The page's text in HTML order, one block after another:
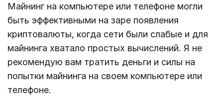
Майнинг на компьютере или телефоне могли
быть эффективными на заре появления
криптовалюты, когда сети были слабые и для
майнинга хватало простых вычислений. Я не
рекомендую вам тратить деньги и силы на
попытки майнинга на своем компьютере или
телефоне.